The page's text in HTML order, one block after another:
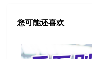
您可能还喜欢